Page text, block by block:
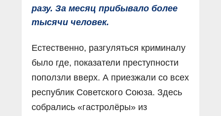
разу. За месяц прибывало более
тысячи человек.
Естественно, разгуляться криминалу
было где, показатели преступности
поползли вверх. А приезжали со всех
республик Советского Союза. Здесь
собрались «гастролёры» из